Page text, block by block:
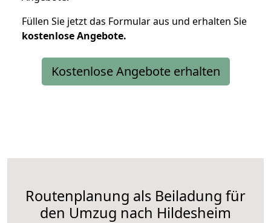
Füllen Sie jetzt das Formular aus und erhalten Sie
kostenloseAngebote.
Kostenlose Angebote erhalten
Routenplanung als Beiladung für
den Umzug nach Hildesheim